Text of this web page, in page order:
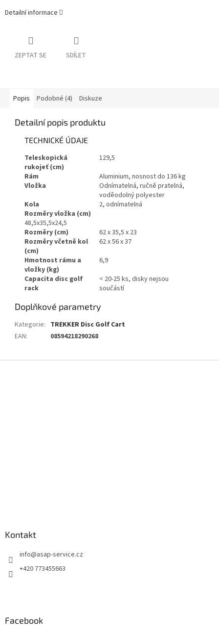
Detailní informace
ZEPTAT SE SDÍLET
Popis Podobné (4) Diskuze
Detailní popis produktu
TECHNICKÉ ÚDAJE
Teleskopická
rukojeť (cm)
129,5
Rám
Aluminium, nosnost do 136 kg
Vložka
Odnímatelná, ručně pratelná,
voděodolný polyester
Kola
2, odnímatelná
Rozměry vložka (cm)
48,5x35,5x24,5
Rozměry (cm)
62 x 35,5 x 23
Rozměry včetně kol
(cm)
62 x 56 x 37
Hmotnost rámu a
vložky (kg)
6,9
Capacita disc golf
rack
< 20-25 ks, disky nejsou
součástí
Doplňkové parametry
Kategorie: TREKKER Disc Golf Cart
EAN: 08594218290268
Kontakt
info@asap-service.cz
+420 773455663
Facebook